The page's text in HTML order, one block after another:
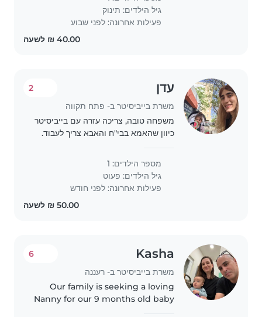
גיל הילדים: תינוק
פעילות אחרונה: לפני שבוע
עדן
משרת בייביסיטר ב- פתח תקווה
2
משפחה טובה, צריכה עזרה עם בייביסיטר
כיוון שהאמא בבי"ח והאבא צריך לעבוד.
ותעזור לה בשירותים עם הניגוב. נשמח
לזמינות..
מספר הילדים: 1
גיל הילדים: פעוט
פעילות אחרונה: לפני חודש
Kasha
משרת בייביסיטר ב- רעננה
6
Our family is seeking a loving
Nanny for our 9 months old baby